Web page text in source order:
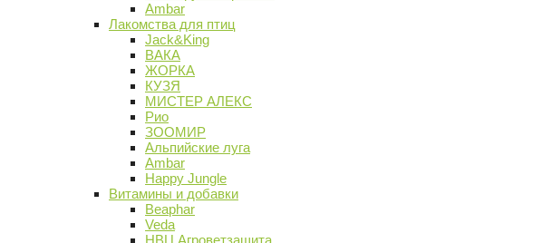
Ambar
Лакомства для птиц
Jack&King
ВАКА
ЖОРКА
КУЗЯ
МИСТЕР АЛЕКС
Рио
ЗООМИР
Альпийские луга
Ambar
Happy Jungle
Витамины и добавки
Beaphar
Veda
НВЦ Агроветзащита